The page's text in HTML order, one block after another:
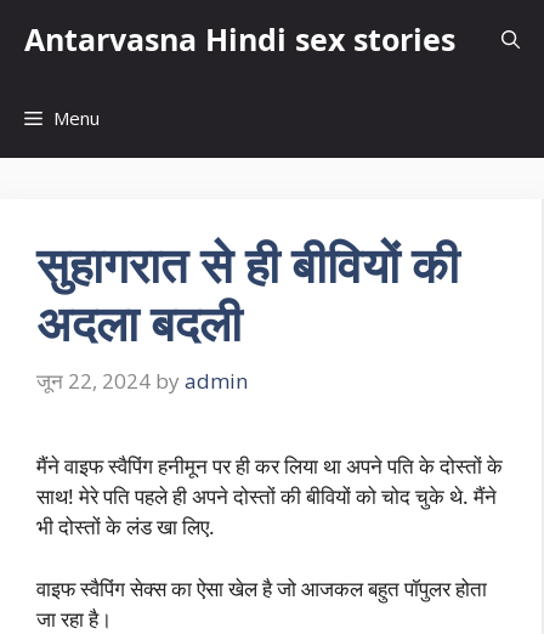
Antarvasna Hindi sex stories
Menu
सुहागरात से ही बीवियों की
अदला बदली
जून 22, 2024 by admin
मैंने वाइफ स्वैपिंग हनीमून पर ही कर लिया था अपने पति के दोस्तों के
साथ! मेरे पति पहले ही अपने दोस्तों की बीवियों को चोद चुके थे. मैंने
भी दोस्तों के लंड खा लिए.
वाइफ स्वैपिंग सेक्स का ऐसा खेल है जो आजकल बहुत पॉपुलर होता
जा रहा है।